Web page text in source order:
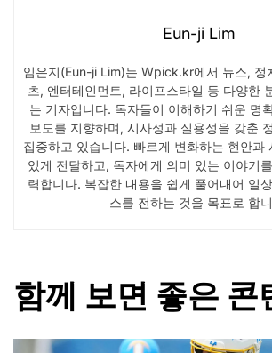
Eun-ji Lim
임은지(Eun-ji Lim)는 Wpick.kr에서 뉴스, 정
츠, 엔터테인먼트, 라이프스타일 등 다양한
는 기자입니다. 독자들이 이해하기 쉬운 명
보도를 지향하며, 시사성과 실용성을 갖춘
집중하고 있습니다. 빠르게 변화하는 현안과
있게 전달하고, 독자에게 의미 있는 이야기
력합니다. 복잡한 내용을 쉽게 풀어내어 일
스를 전하는 것을 목표로 합
함께 보면 좋은 콘